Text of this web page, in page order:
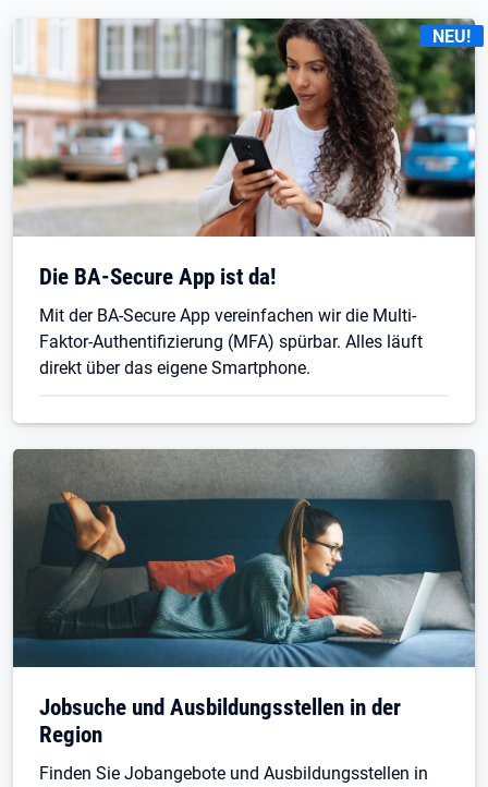
NEU!
Die BA-Secure App ist da!
Mit der BA-Secure App vereinfachen wir die Multi-
Faktor-Authentifizierung (MFA) spürbar. Alles läuft
direkt über das eigene Smartphone.
Öffnet in neuem Tab
Jobsuche und Ausbildungsstellen in der
Region
Finden Sie Jobangebote und Ausbildungsstellen in